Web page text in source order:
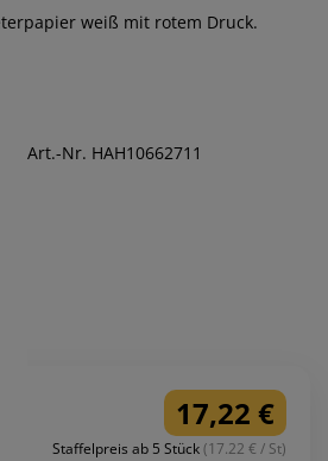
weiß mit rotem Druck.
Art.-Nr. HAH10662711
17,22 €
Staffelpreis ab 5 Stück(17.22 € / St)